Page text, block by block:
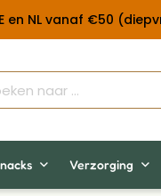
en NL vanaf €50
Verzorging